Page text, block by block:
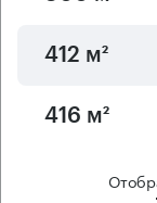
412 м²
416 м²